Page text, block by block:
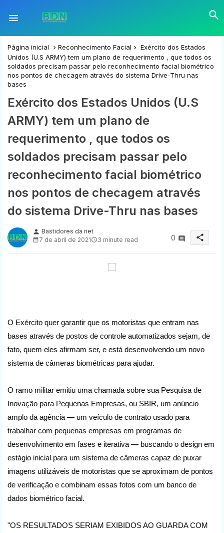
Página inicial Reconhecimento Facial
Exército dos Estados
Unidos (U.S ARMY) tem um plano de requerimento , que todos os
soldados precisam passar pelo reconhecimento facial biométrico
nos pontos de checagem através do sistema Drive-Thru nas
bases
Exército dos Estados Unidos (U.S
ARMY) tem um plano de
requerimento , que todos os
soldados precisam passar pelo
reconhecimento facial biométrico
nos pontos de checagem através
do sistema Drive-Thru nas bases
person Bastidores da net
7 de abril de 2021
3 minute read 0 share
O Exército quer garantir que os motoristas que entram nas
bases através de postos de controle automatizados sejam, de
fato, quem eles afirmam ser, e está desenvolvendo um novo
sistema de câmeras biométricas para ajudar.
O ramo militar emitiu uma chamada sobre sua Pesquisa de
Inovação para Pequenas Empresas, ou SBIR, um anúncio
amplo da agência — um veículo de contrato usado para
trabalhar com pequenas empresas em programas de
desenvolvimento em fases e iterativa — buscando o design em
estágio inicial para um sistema de câmeras capaz de puxar
imagens utilizáveis de motoristas que se aproximam de pontos
de verificação e combinam essas fotos com um banco de
dados biométrico facial.
"OS RESULTADOS SERIAM EXIBIDOS AO GUARDA COM